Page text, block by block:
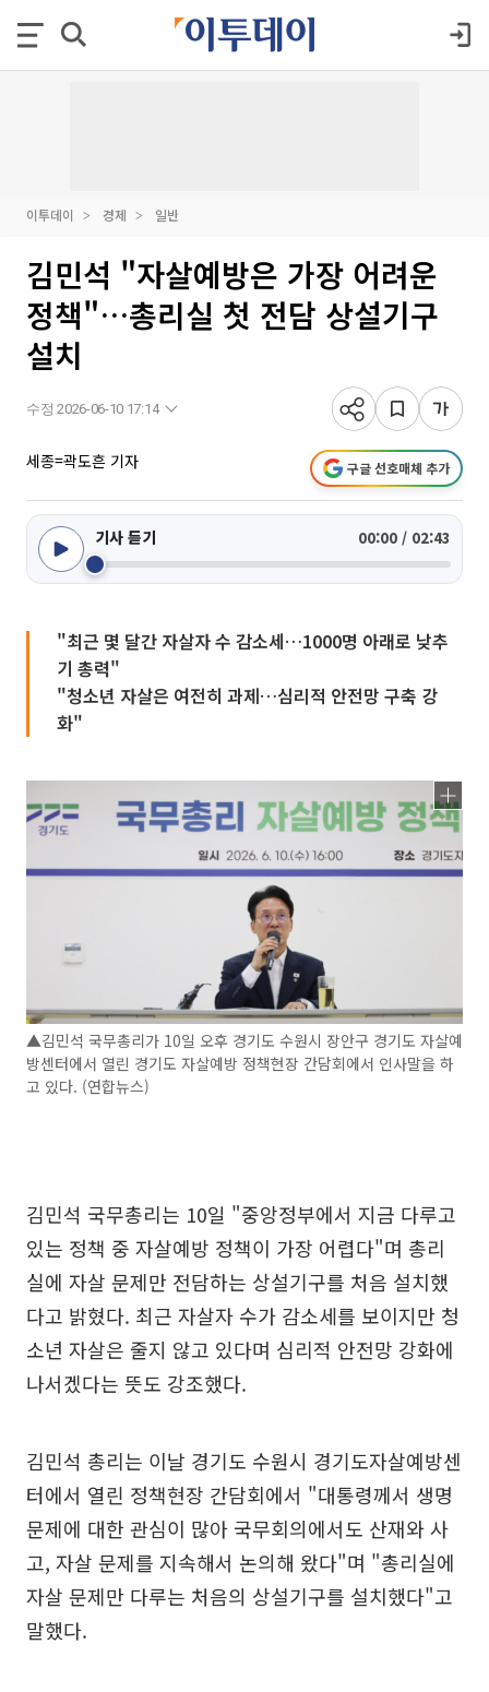
이투데이 경제 일반
김민석 "자살예방은 가장 어려운
정책"…총리실 첫 전담 상설기구
설치
수정 2026-06-10 17:14
세종=곽도흔 기자 구글 선호매체 추가
기사 듣기 00:00 / 02:43
"최근 몇 달간 자살자 수 감소세…1000명 아래로 낮추
기 총력"
"청소년 자살은 여전히 과제…심리적 안전망 구축 강
화"
▲김민석 국무총리가 10일 오후 경기도 수원시 장안구 경기도 자살예
방센터에서 열린 경기도 자살예방 정책현장 간담회에서 인사말을 하
고 있다. (연합뉴스)
김민석 국무총리는 10일 "중앙정부에서 지금 다루고
있는 정책 중 자살예방 정책이 가장 어렵다"며 총리
실에 자살 문제만 전담하는 상설기구를 처음 설치했
다고 밝혔다. 최근 자살자 수가 감소세를 보이지만 청
소년 자살은 줄지 않고 있다며 심리적 안전망 강화에
나서겠다는 뜻도 강조했다.
김민석 총리는 이날 경기도 수원시 경기도자살예방센
터에서 열린 정책현장 간담회에서 "대통령께서 생명
문제에 대한 관심이 많아 국무회의에서도 산재와 사
고, 자살 문제를 지속해서 논의해 왔다"며 "총리실에
자살 문제만 다루는 처음의 상설기구를 설치했다"고
말했다.